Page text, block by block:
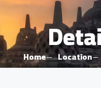
Home Location